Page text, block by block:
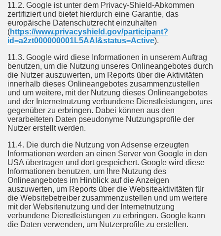
11.2. Google ist unter dem Privacy-Shield-Abkommen
zertifiziert und bietet hierdurch eine Garantie, das
europäische Datenschutzrecht einzuhalten
(https://www.privacyshield.gov/participant?
id=a2zt000000001L5AAI&status=Active).
11.3. Google wird diese Informationen in unserem Auftrag
benutzen, um die Nutzung unseres Onlineangebotes durch
die Nutzer auszuwerten, um Reports über die Aktivitäten
innerhalb dieses Onlineangebotes zusammenzustellen
und um weitere, mit der Nutzung dieses Onlineangebotes
und der Internetnutzung verbundene Dienstleistungen, uns
gegenüber zu erbringen. Dabei können aus den
verarbeiteten Daten pseudonyme Nutzungsprofile der
Nutzer erstellt werden.
11.4. Die durch die Nutzung von Adsense erzeugten
Informationen werden an einen Server von Google in den
USA übertragen und dort gespeichert. Google wird diese
Informationen benutzen, um Ihre Nutzung des
Onlineangebotes im Hinblick auf die Anzeigen
auszuwerten, um Reports über die Websiteaktivitäten für
die Websitebetreiber zusammenzustellen und um weitere
mit der Websitenutzung und der Internetnutzung
verbundene Dienstleistungen zu erbringen. Google kann
die Daten verwenden, um Nutzerprofile zu erstellen.